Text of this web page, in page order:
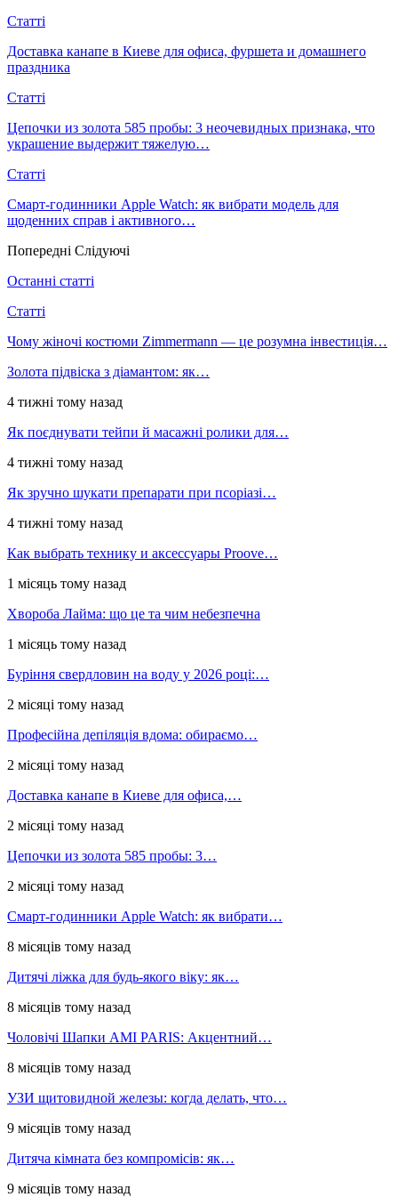
Статті
Доставка канапе в Киеве для офиса, фуршета и домашнего
праздника
Статті
Цепочки из золота 585 пробы: 3 неочевидных признака, что
украшение выдержит тяжелую…
Статті
Смарт-годинники Apple Watch: як вибрати модель для
щоденних справ і активного…
Попередні Слідуючі
Останні статті
Статті
Чому жіночі костюми Zimmermann — це розумна інвестиція…
Золота підвіска з діамантом: як…
4 тижні тому назад
Як поєднувати тейпи й масажні ролики для…
4 тижні тому назад
Як зручно шукати препарати при псоріазі…
4 тижні тому назад
Как выбрать технику и аксессуары Proove…
1 місяць тому назад
Хвороба Лайма: що це та чим небезпечна
1 місяць тому назад
Буріння свердловин на воду у 2026 році:…
2 місяці тому назад
Професійна депіляція вдома: обираємо…
2 місяці тому назад
Доставка канапе в Киеве для офиса,…
2 місяці тому назад
Цепочки из золота 585 пробы: 3…
2 місяці тому назад
Смарт-годинники Apple Watch: як вибрати…
8 місяців тому назад
Дитячі ліжка для будь-якого віку: як…
8 місяців тому назад
Чоловічі Шапки AMI PARIS: Акцентний…
8 місяців тому назад
УЗИ щитовидной железы: когда делать, что…
9 місяців тому назад
Дитяча кімната без компромісів: як…
9 місяців тому назад